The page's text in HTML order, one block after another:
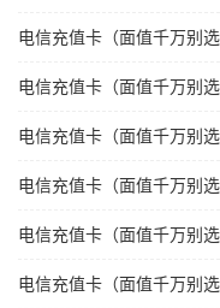
电信充值卡（面值千万别
电信充值卡（面值千万别
电信充值卡（面值千万别
电信充值卡（面值千万别
电信充值卡（面值千万别
电信充值卡（面值千万别